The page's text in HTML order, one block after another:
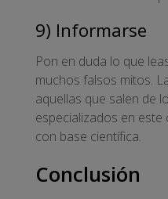
9) Informarse
Pon en duda lo que
muchos falsos mitos.
aquellas que salen de
especializados en
con base científica.
Conclusión